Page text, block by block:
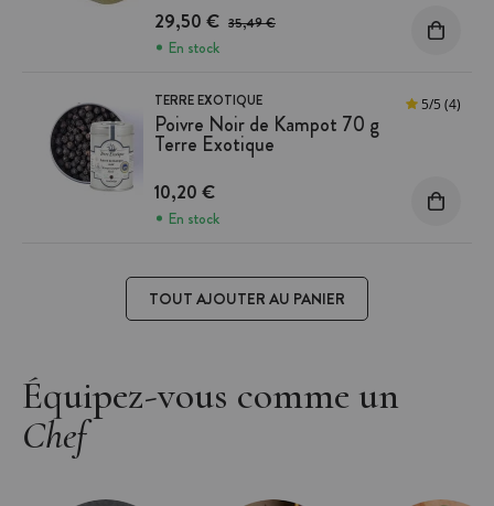
29,50 € Prix avant réduction :
35,49 €
En stock
TERRE EXOTIQUE
Poivre Noir de Kampot 70 g
Terre Exotique
5/5 (4)
10,20 €
En stock
TOUT AJOUTER AU PANIER
Équipez-vous comme un
Chef